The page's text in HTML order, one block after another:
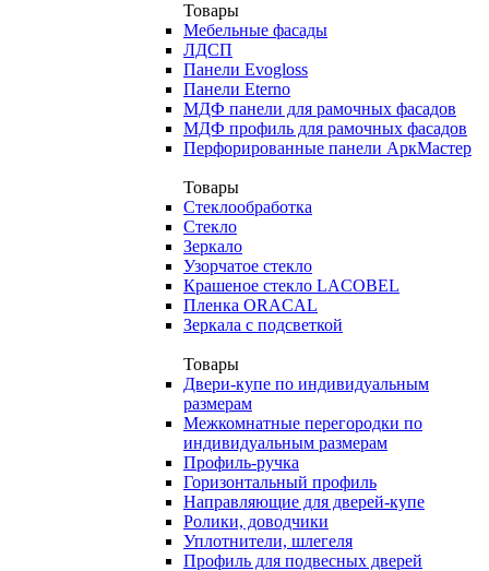
Товары
Мебельные фасады
ЛДСП
Панели Evogloss
Панели Eterno
МДФ панели для рамочных фасадов
МДФ профиль для рамочных фасадов
Перфорированные панели АркМастер
Товары
Стеклообработка
Стекло
Зеркало
Узорчатое стекло
Крашеное стекло LACOBEL
Пленка ORACAL
Зеркала с подсветкой
Товары
Двери-купе по индивидуальным
размерам
Межкомнатные перегородки по
индивидуальным размерам
Профиль-ручка
Горизонтальный профиль
Направляющие для дверей-купе
Ролики, доводчики
Уплотнители, шлегеля
Профиль для подвесных дверей